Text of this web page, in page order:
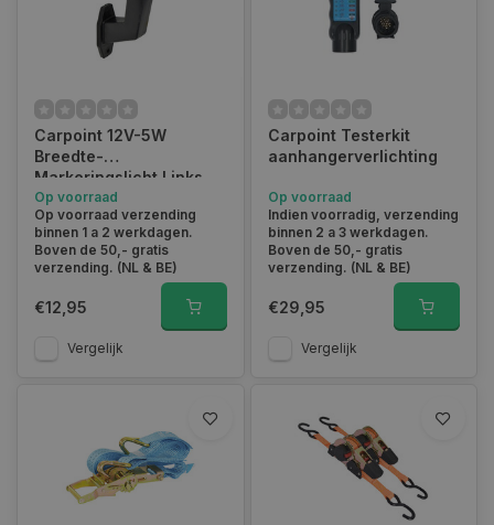
Carpoint 12V-5W
Breedte-
Markeringslicht Links
90° Rood/Wit/Oranje
100mm
Op voorraad
Op voorraad verzending
binnen 1 a 2 werkdagen.
Boven de 50,- gratis
verzending. (NL & BE)
€12,95
Vergelijk
Carpoint Testerkit
aanhangerverlichting
Op voorraad
Indien voorradig, verzending
binnen 2 a 3 werkdagen.
Boven de 50,- gratis
verzending. (NL & BE)
€29,95
Vergelijk